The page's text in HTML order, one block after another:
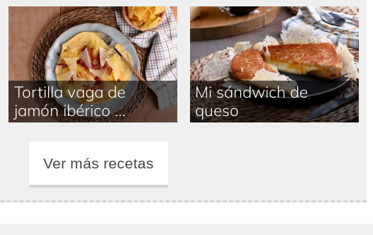
Tortilla vaga de
jamón ibérico ...
Mi sándwich de
queso
Ver más recetas